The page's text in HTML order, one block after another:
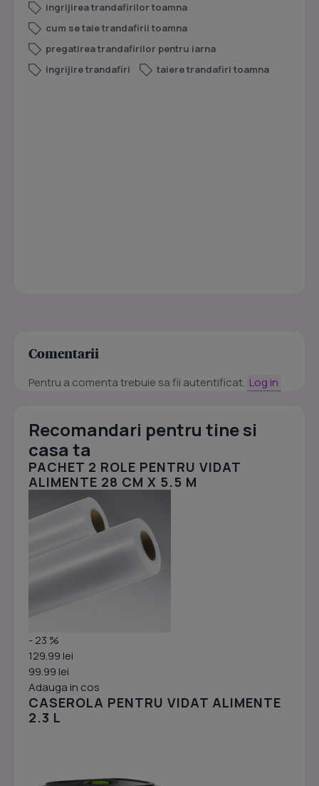
ingrijirea trandafirilor toamna
cum se taie trandafirii toamna
pregatirea trandafirilor pentru iarna
ingrijire trandafiri
taiere trandafiri toamna
Comentarii
Pentru a comenta trebuie sa fii autentificat. Log in
Recomandari pentru tine si
casa ta
PACHET 2 ROLE PENTRU VIDAT
ALIMENTE 28 CM X 5.5 M
- 23 %
129.99 lei
99.99 lei
Adauga in cos
CASEROLA PENTRU VIDAT ALIMENTE
2.3 L